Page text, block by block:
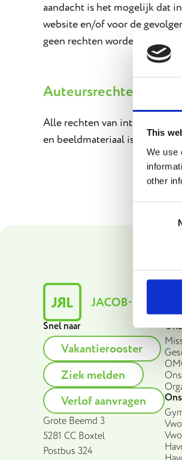
This
We use
other
aandacht is het mogelijk dat
website en/of voor de
geen rechten worden ontleend.
Auteursrechten
Alle rechten van intellectueel
en beeldmateriaal is niet
Snel naar
Vakantierooster
Ziek melden
Verlof aanvragen
Grote Beemd 3
5281 CC Boxtel
Postbus 324
Vwo